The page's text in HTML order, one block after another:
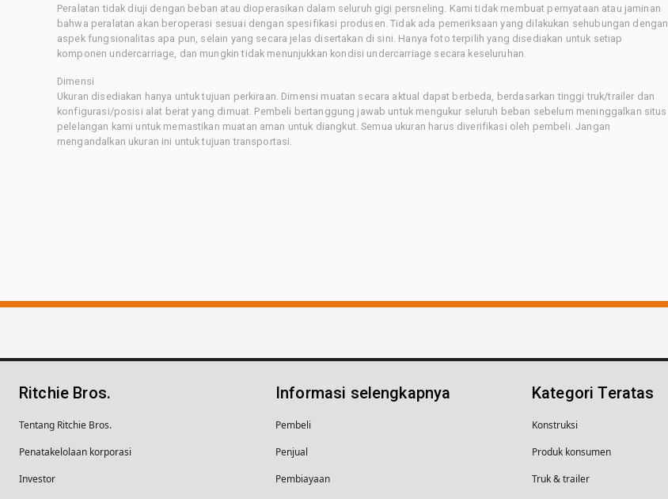
Peralatan tidak diuji dengan beban atau dioperasikan dalam seluruh gigi persneling. Kami tidak membuat pernyataan atau jaminan
bahwa peralatan akan beroperasi sesuai dengan spesifikasi produsen. Tidak ada pemeriksaan yang dilakukan sehubungan dengan
aspek fungsionalitas apa pun, selain yang secara jelas disertakan di sini. Hanya foto terpilih yang disediakan untuk setiap
komponen undercarriage, dan mungkin tidak menunjukkan kondisi undercarriage secara keseluruhan.
Dimensi
Ukuran disediakan hanya untuk tujuan perkiraan. Dimensi muatan secara aktual dapat berbeda, berdasarkan tinggi truk/trailer dan
konfigurasi/posisi alat berat yang dimuat. Pembeli bertanggung jawab untuk mengukur seluruh beban sebelum meninggalkan situs
pelelangan kami untuk memastikan muatan aman untuk diangkut. Semua ukuran harus diverifikasi oleh pembeli. Jangan
mengandalkan ukuran ini untuk tujuan transportasi.
Ritchie Bros.
Tentang Ritchie Bros.
Penatakelolaan korporasi
Investor
Informasi selengkapnya
Pembeli
Penjual
Pembiayaan
Kategori Teratas
Konstruksi
Produk konsumen
Truk & trailer